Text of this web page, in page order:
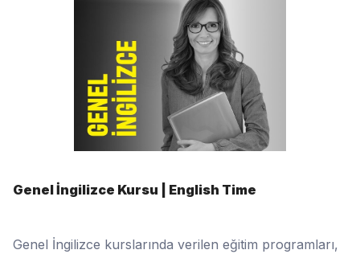
Genel İngilizce Kursu | English Time
Genel İngilizce kurslarında verilen eğitim programları,